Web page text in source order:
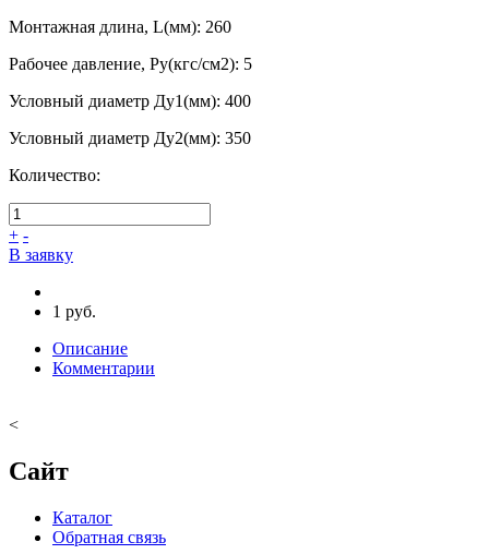
Монтажная длина, L(мм): 260
Рабочее давление, Ру(кгс/см2): 5
Условный диаметр Ду1(мм): 400
Условный диаметр Ду2(мм): 350
Количество:
+ -
В заявку
1 руб.
Описание
Комментарии
<
Сайт
Каталог
Обратная связь